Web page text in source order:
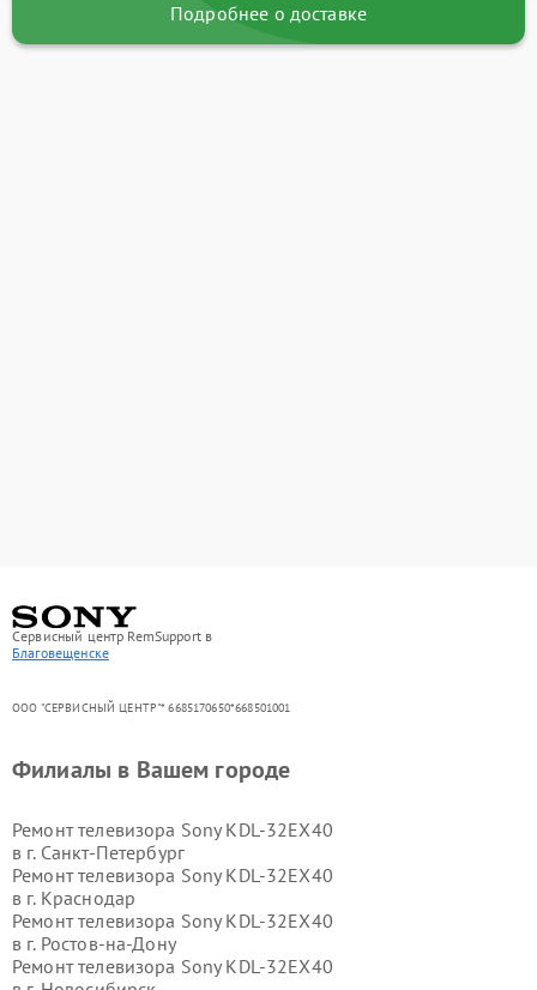
Подробнее о доставке
Сервисный центр RemSupport в
Благовещенске
ООО "СЕРВИСНЫЙ ЦЕНТР"* 6685170650*668501001
Филиалы в Вашем городе
Ремонт телевизора Sony KDL-32EX40
в г. Санкт-Петербург
Ремонт телевизора Sony KDL-32EX40
в г. Краснодар
Ремонт телевизора Sony KDL-32EX40
в г. Ростов-на-Дону
Ремонт телевизора Sony KDL-32EX40